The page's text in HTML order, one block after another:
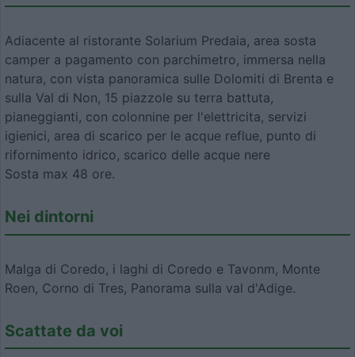
Adiacente al ristorante Solarium Predaia, area sosta
camper a pagamento con parchimetro, immersa nella
natura, con vista panoramica sulle Dolomiti di Brenta e
sulla Val di Non, 15 piazzole su terra battuta,
pianeggianti, con colonnine per l'elettricita, servizi
igienici, area di scarico per le acque reflue, punto di
rifornimento idrico, scarico delle acque nere
Sosta max 48 ore.
Nei dintorni
Malga di Coredo, i laghi di Coredo e Tavonm, Monte
Roen, Corno di Tres, Panorama sulla val d'Adige.
Scattate da voi